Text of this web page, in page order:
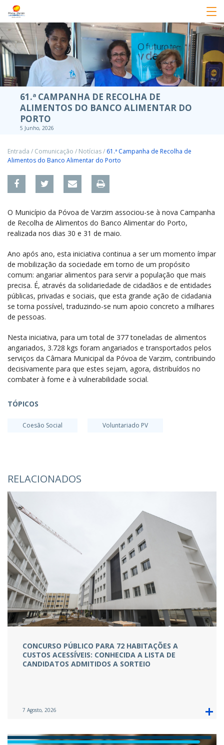
61.ª CAMPANHA DE RECOLHA DE
ALIMENTOS DO BANCO ALIMENTAR DO
PORTO
5 Junho, 2026
Entrada / Comunicação / Notícias/ 61.ª Campanha de Recolha de
Alimentos do Banco Alimentar do Porto
O Município da Póvoa de Varzim associou-se à nova Campanha
de Recolha de Alimentos do Banco Alimentar do Porto,
realizada nos dias 30 e 31 de maio.
Ano após ano, esta iniciativa continua a ser um momento ímpar
de mobilização da sociedade em torno de um propósito
comum: angariar alimentos para servir a população que mais
precisa. É, através da solidariedade de cidadãos e de entidades
públicas, privadas e sociais, que esta grande ação de cidadania
se torna possível, traduzindo-se num apoio concreto a milhares
de pessoas.
Nesta iniciativa, para um total de 377 toneladas de alimentos
angariados, 3.728 kgs foram angariados e transportados pelos
serviços da Câmara Municipal da Póvoa de Varzim, contribuindo
decisivamente para que estes sejam, agora, distribuídos no
combater à fome e à vulnerabilidade social.
TÓPICOS
Coesão Social Voluntariado PV
RELACIONADOS
CONCURSO PÚBLICO PARA 72 HABITAÇÕES A
CUSTOS ACESSÍVEIS: CONHECIDA A LISTA DE
CANDIDATOS ADMITIDOS A SORTEIO
7 Agosto, 2026